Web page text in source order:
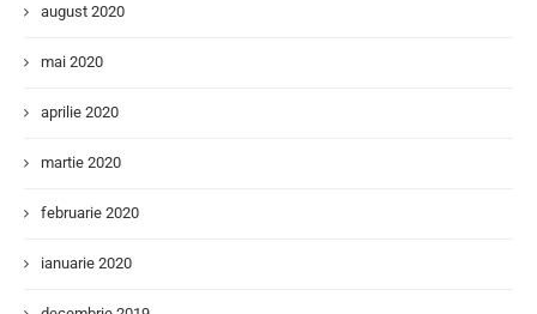
august 2020
mai 2020
aprilie 2020
martie 2020
februarie 2020
ianuarie 2020